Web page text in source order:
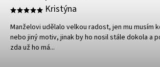
Kristýna
Manželovi udělalo velkou radost, jen mu musím
nebo jiný motiv, jinak by ho nosil stále dokola a
zda už ho má...